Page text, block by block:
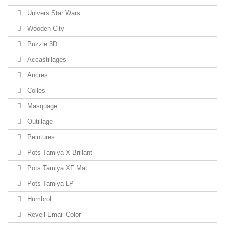
Univers Star Wars
Wooden City
Puzzle 3D
Accastillages
Ancres
Colles
Masquage
Outillage
Peintures
Pots Tamiya X Brillant
Pots Tamiya XF Mat
Pots Tamiya LP
Humbrol
Revell Email Color